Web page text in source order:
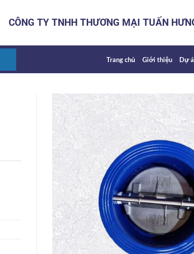
CÔNG TY TNHH THƯƠNG MẠI TUẤN
Trang chủ Giới thiệu Dự